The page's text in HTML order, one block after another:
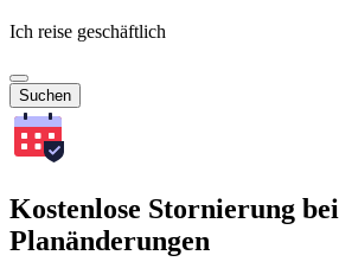
Ich reise geschäftlich
Suchen
Kostenlose Stornierung bei
Planänderungen